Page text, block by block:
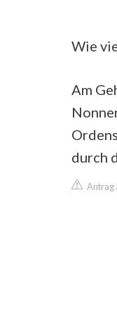
Wie
Am
durch
Antrag